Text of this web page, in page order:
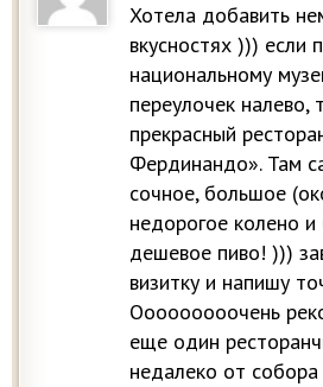
Хотела добавить
вкусностях ))) если
национальному
переулочек
прекрасный
Фердинандо». Там
сочное, большое
недорогое колено и
дешевое пиво! )))
визитку и напишу
Ооооооооочень
еще один
недалеко от собора